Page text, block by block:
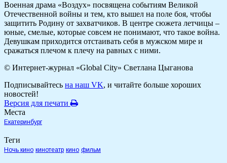
Военная драма «Воздух» посвящена событиям Великой
Отечественной войны и тем, кто вышел на поле боя, чтобы
защитить Родину от захватчиков. В центре сюжета летчицы –
юные, смелые, которые совсем не понимают, что такое война.
Девушкам приходится отстаивать себя в мужском мире и
сражаться плечом к плечу на равных с ними.
© Интернет-журнал «Global City» Светлана Цыганова
Подписывайтесь на наш VK, и читайте больше хороших
новостей!
Версия для печати
Места
Екатеринбург
Теги
Ночь кино кинотеатр кино фильм